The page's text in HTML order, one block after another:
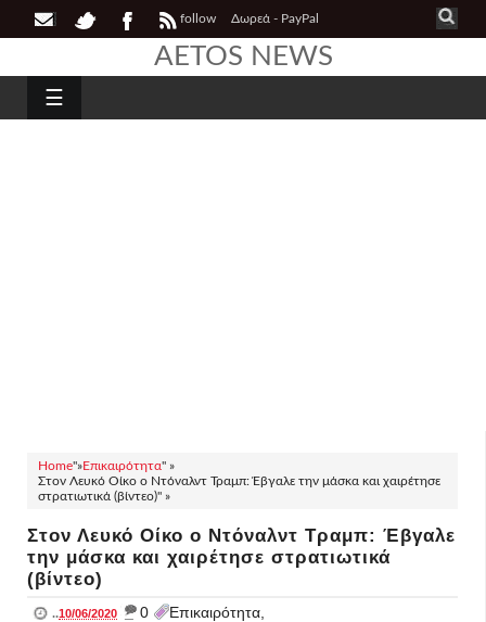
follow Δωρεά - PayPal
AETOS NEWS
☰
Home"»Επικαιρότητα" »
Στον Λευκό Οίκο ο Ντόναλντ Τραμπ: Έβγαλε την μάσκα και χαιρέτησε
στρατιωτικά (βίντεο)" »
Στον Λευκό Οίκο ο Ντόναλντ Τραμπ: Έβγαλε
την μάσκα και χαιρέτησε στρατιωτικά
(βίντεο)
..10/06/2020 _ 0 Επικαιρότητα,